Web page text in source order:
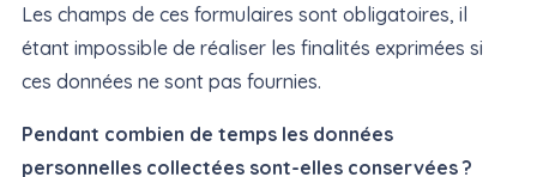
Les champs de ces formulaires sont obligatoires, il
étant impossible de réaliser les finalités exprimées si
ces données ne sont pas fournies.
Pendant combien de temps les données
personnelles collectées sont-elles conservées ?